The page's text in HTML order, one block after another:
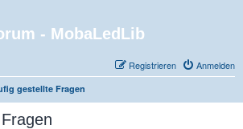
- MobaLedLib
Anmelden
Registrieren
gestellte Fragen